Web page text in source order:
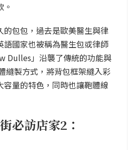
款。
包包，過去是歐美醫生與律
語國家也被稱為醫生包或律師
Dulles」沿襲了傳統的功能與
縫製方式，將背包框架縫入彩
量的特色，同時也讓鞄體線
必訪店家2：